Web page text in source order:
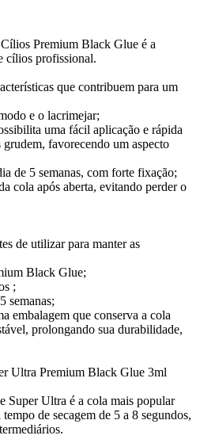
Premium Black Glue é a
cílios profissional.
que contribuem para um
e o lacrimejar;
uma fácil aplicação e rápida
favorecendo um aspecto
de 5 semanas, com forte fixação;
cola após aberta, evitando perder o
de utilizar para manter as
Black Glue;
;
semanas;
embalagem que conserva a cola
prolongando sua durabilidade,
Ultra Premium Black Glue 3ml
Ultra é a cola mais popular
de secagem de 5 a 8 segundos,